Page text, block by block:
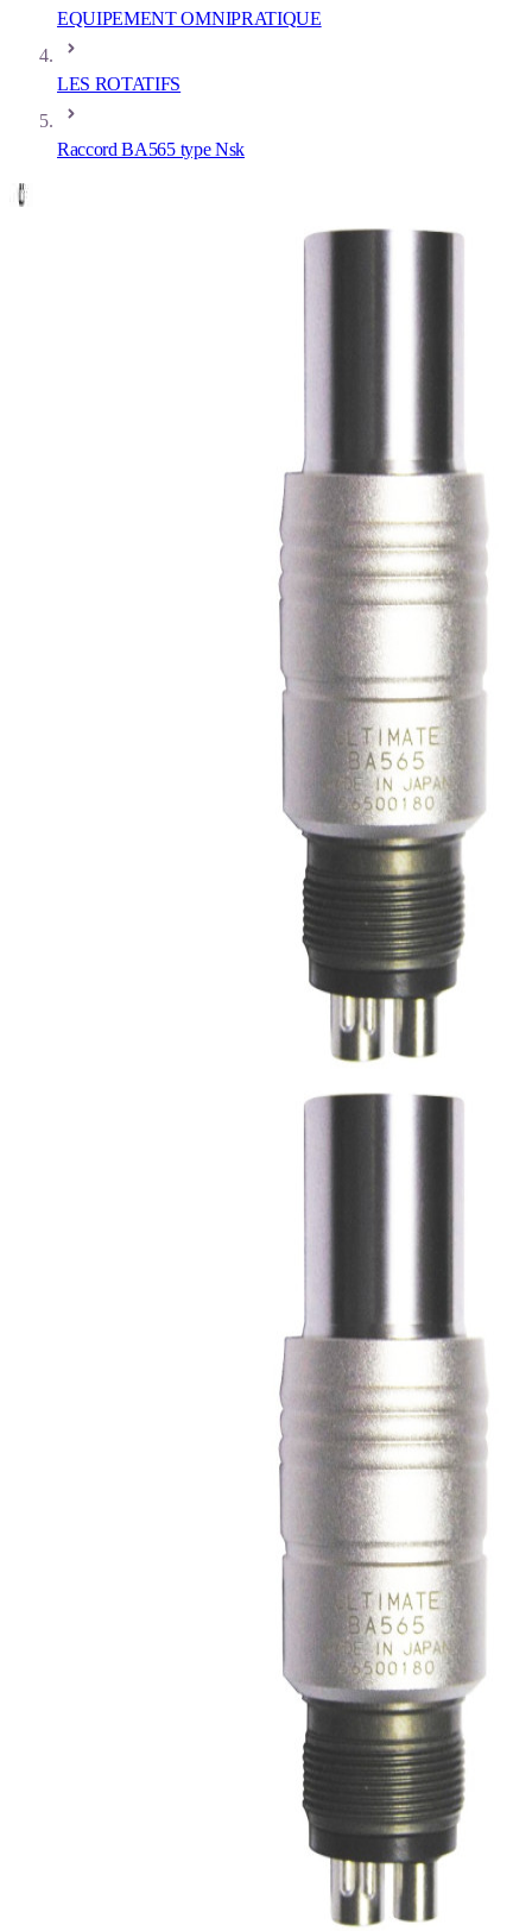
EQUIPEMENT OMNIPRATIQUE
LES ROTATIFS
Raccord BA565 type Nsk